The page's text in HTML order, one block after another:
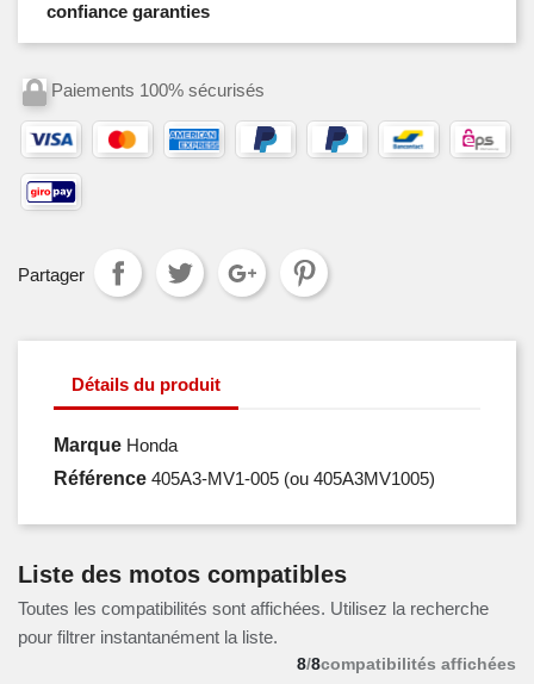
confiance garanties
Paiements 100% sécurisés
Partager
Détails du produit
Marque Honda
Référence 405A3-MV1-005 (ou 405A3MV1005)
Liste des motos compatibles
Toutes les compatibilités sont affichées. Utilisez la recherche
pour filtrer instantanément la liste.
8/8compatibilités affichées